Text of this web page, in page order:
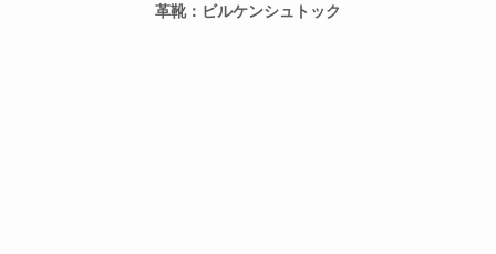
革靴：ビルケンシュトック